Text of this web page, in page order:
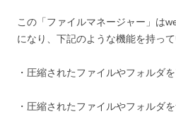
この「ファイルマネージャー」は
になり、下記のような機能を持って
・圧縮されたファイルやフォルダ
・圧縮されたファイルやフォルダ